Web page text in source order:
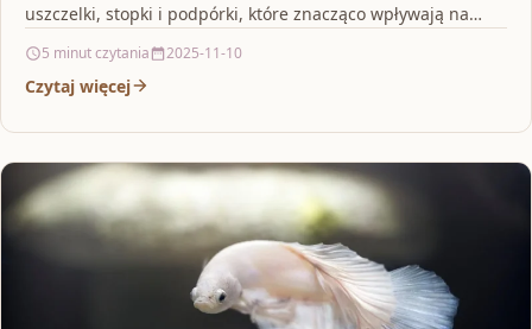
uszczelki, stopki i podpórki, które znacząco wpływają na
5 minut czytania 2025-11-10
Czytaj więcej